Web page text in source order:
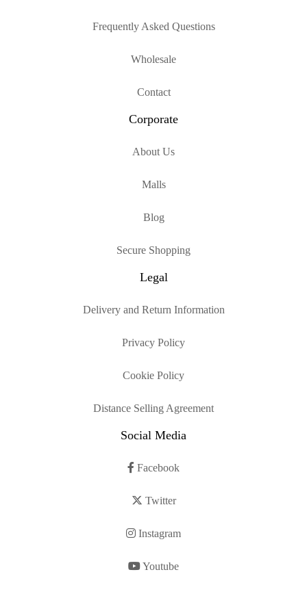
Frequently Asked Questions
Wholesale
Contact
Corporate
About Us
Malls
Blog
Secure Shopping
Legal
Delivery and Return Information
Privacy Policy
Cookie Policy
Distance Selling Agreement
Social Media
Facebook
Twitter
Instagram
Youtube